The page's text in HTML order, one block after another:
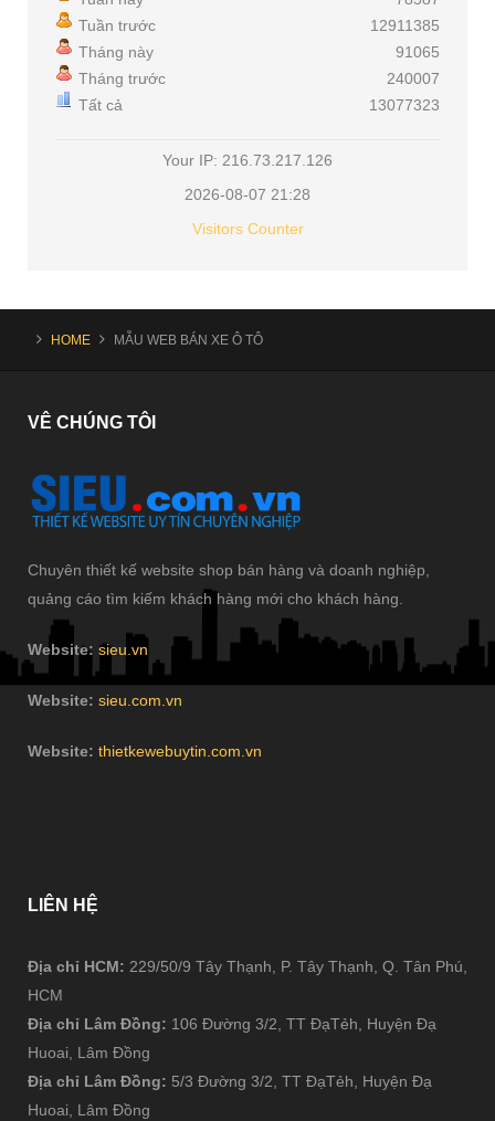
Tuần trước
Tháng này
Tháng trước
Tất cả
12911385
91065
240007
13077323
Your IP: 216.73.217.126
2026-08-07 21:28
Visitors Counter
HOME MẪU WEB BÁN XE Ô TÔ
VÊ CHÚNG TÔI
Chuyên thiết kế website shop bán hàng và doanh nghiệp,
quảng cáo tìm kiếm khách hàng mới cho khách hàng.
Website: sieu.vn
Website: sieu.com.vn
Website: thietkewebuytin.com.vn
LIÊN HỆ
Địa chỉ HCM: 229/50/9 Tây Thạnh, P. Tây Thạnh, Q. Tân Phú,
HCM
Địa chỉ Lâm Đồng: 106 Đường 3/2, TT ĐạTẻh, Huyện Đạ
Huoai, Lâm Đồng
Địa chỉ Lâm Đồng: 5/3 Đường 3/2, TT ĐạTẻh, Huyện Đạ
Huoai, Lâm Đồng